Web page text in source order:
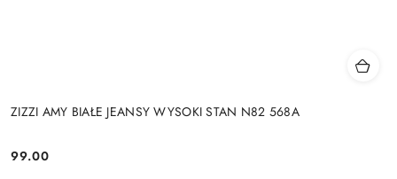
ZIZZI AMY BIAŁE JEANSY WYSOKI STAN N82 568A
Cena:
99.00